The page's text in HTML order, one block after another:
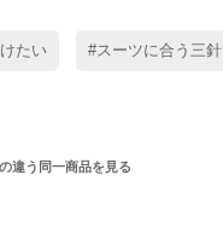
たい #スーツに合う三針
違う同一商品を見る